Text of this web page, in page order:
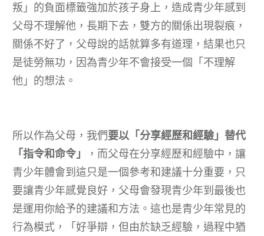
叛」的負面標籤強加於孩子身上，造成青少年感到
父母不理解他，長期下去，雙方的關係出現裂痕，
關係不好了，父母說的話就算多有道理，結果也只
是徒勞無功，因為青少年不會接受一個「不理解
他」的想法。
所以作為父母，我們要以「分享經歷和經驗」替代
「指令和命令」
，而父母在分享經歷和經驗中，讓
青少年體會到這只是一個參考和建議十分重要，只
要讓青少年感覺良好，父母會發現青少年到最後也
是運用你給予的建議和方法。這也是青少年常見的
行為模式，「好爭辯，但由於缺乏經驗，過程中猶